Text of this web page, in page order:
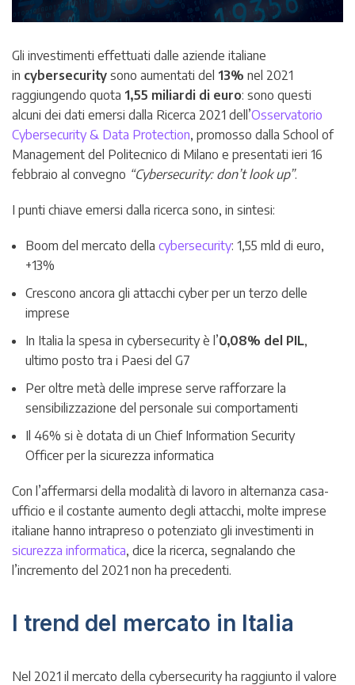
Gli investimenti effettuati dalle aziende italiane
in cybersecurity sono aumentati del 13% nel 2021
raggiungendo quota 1,55 miliardi di euro: sono questi
alcuni dei dati emersi dalla Ricerca 2021 dell’Osservatorio
Cybersecurity & Data Protection, promosso dalla School of
Management del Politecnico di Milano e presentati ieri 16
febbraio al convegno “Cybersecurity: don’t look up”.
I punti chiave emersi dalla ricerca sono, in sintesi:
Boom del mercato della cybersecurity: 1,55 mld di euro,
+13%
Crescono ancora gli attacchi cyber per un terzo delle
imprese
In Italia la spesa in cybersecurity è l’0,08% del PIL,
ultimo posto tra i Paesi del G7
Per oltre metà delle imprese serve rafforzare la
sensibilizzazione del personale sui comportamenti
Il 46% si è dotata di un Chief Information Security
Officer per la sicurezza informatica
Con l’affermarsi della modalità di lavoro in alternanza casa-
ufficio e il costante aumento degli attacchi, molte imprese
italiane hanno intrapreso o potenziato gli investimenti in
sicurezza informatica, dice la ricerca, segnalando che
l’incremento del 2021 non ha precedenti.
I trend del mercato in Italia
Nel 2021 il mercato della cybersecurity ha raggiunto il valore